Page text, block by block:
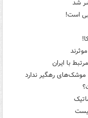
شد
است!
با ایران
موشک‌های رهگیر ندارد